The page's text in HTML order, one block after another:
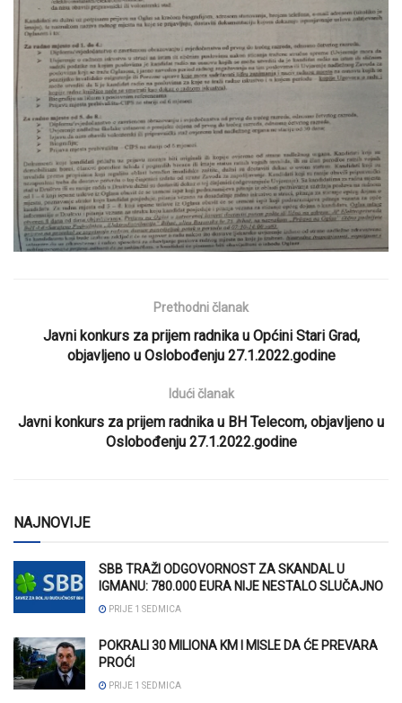
Prethodni članak
Javni konkurs za prijem radnika u Općini Stari Grad,
objavljeno u Oslobođenju 27.1.2022.godine
Idući članak
Javni konkurs za prijem radnika u BH Telecom, objavljeno u
Oslobođenju 27.1.2022.godine
NAJNOVIJE
SBB TRAŽI ODGOVORNOST ZA SKANDAL U
IGMANU: 780.000 EURA NIJE NESTALO SLUČAJNO
PRIJE 1 SEDMICA
POKRALI 30 MILIONA KM I MISLE DA ĆE PREVARA
PROĆI
PRIJE 1 SEDMICA